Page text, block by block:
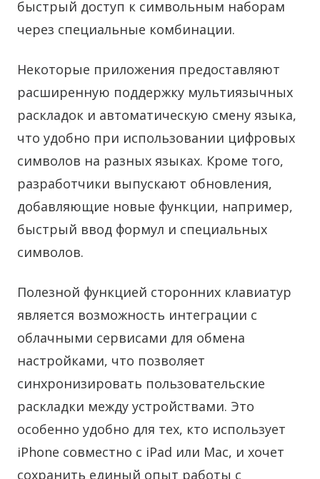
быстрый доступ к символьным наборам
через специальные комбинации.
Некоторые приложения предоставляют
расширенную поддержку мультиязычных
раскладок и автоматическую смену языка,
что удобно при использовании цифровых
символов на разных языках. Кроме того,
разработчики выпускают обновления,
добавляющие новые функции, например,
быстрый ввод формул и специальных
символов.
Полезной функцией сторонних клавиатур
является возможность интеграции с
облачными сервисами для обмена
настройками, что позволяет
синхронизировать пользовательские
раскладки между устройствами. Это
особенно удобно для тех, кто использует
iPhone совместно с iPad или Mac, и хочет
сохранить единый опыт работы с